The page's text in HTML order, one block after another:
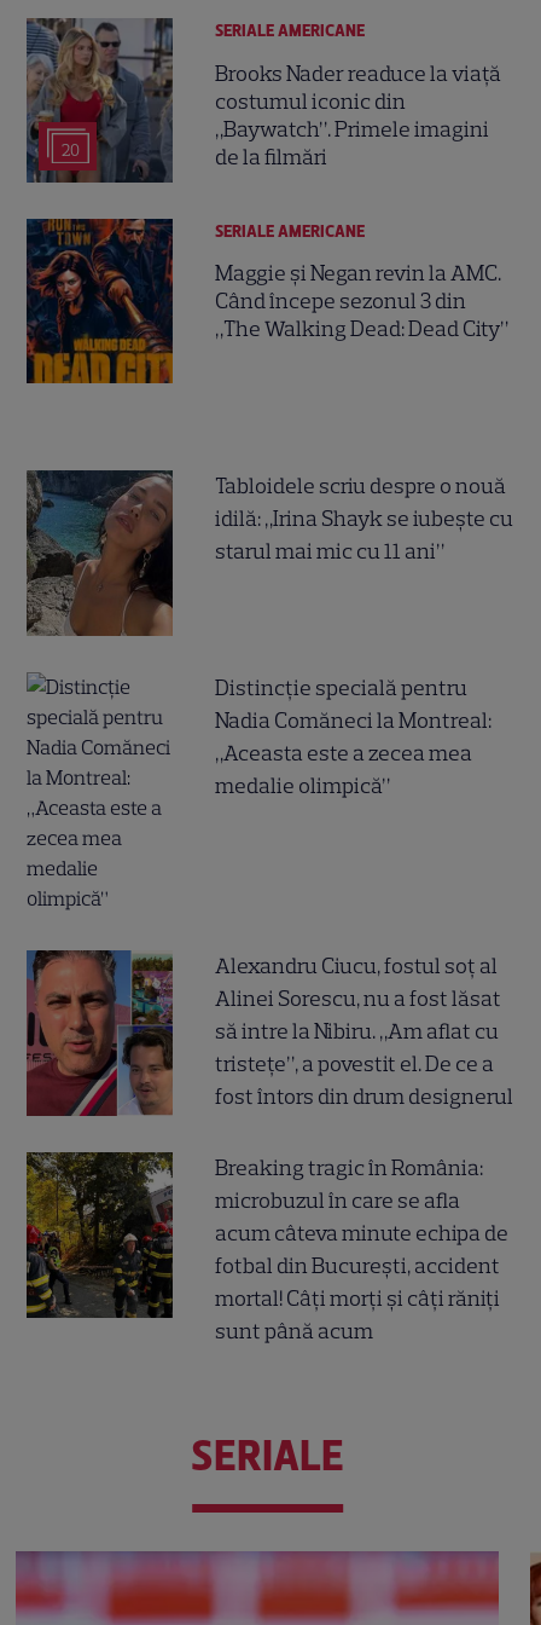
20
SERIALE AMERICANE
Brooks Nader readuce la viață
costumul iconic din
„Baywatch”. Primele imagini
de la filmări
SERIALE AMERICANE
Maggie și Negan revin la AMC.
Când începe sezonul 3 din
„The Walking Dead: Dead City”
Tabloidele scriu despre o nouă
idilă: „Irina Shayk se iubește cu
starul mai mic cu 11 ani”
Distincție specială pentru
Nadia Comăneci la Montreal:
„Aceasta este a zecea mea
medalie olimpică”
Alexandru Ciucu, fostul soț al
Alinei Sorescu, nu a fost lăsat
să intre la Nibiru. „Am aflat cu
tristețe”, a povestit el. De ce a
fost întors din drum designerul
Breaking tragic în România:
microbuzul în care se afla
acum câteva minute echipa de
fotbal din București, accident
mortal! Câți morți și câți răniți
sunt până acum
SERIALE